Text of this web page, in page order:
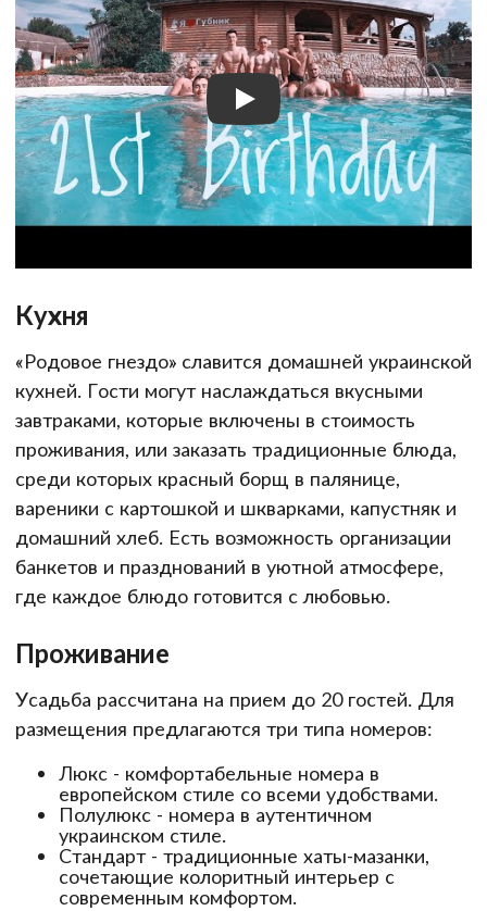
Кухня
«Родовое гнездо» славится домашней украинской
кухней. Гости могут наслаждаться вкусными
завтраками, которые включены в стоимость
проживания, или заказать традиционные блюда,
среди которых красный борщ в палянице,
вареники с картошкой и шкварками, капустняк и
домашний хлеб. Есть возможность организации
банкетов и празднований в уютной атмосфере,
где каждое блюдо готовится с любовью.
Проживание
Усадьба рассчитана на прием до 20 гостей. Для
размещения предлагаются три типа номеров:
Люкс - комфортабельные номера в
европейском стиле со всеми удобствами.
Полулюкс - номера в аутентичном
украинском стиле.
Стандарт - традиционные хаты-мазанки,
сочетающие колоритный интерьер с
современным комфортом.